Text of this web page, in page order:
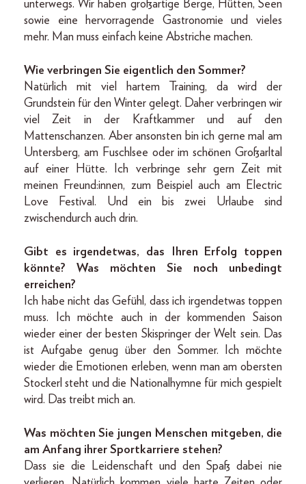
unterwegs. Wir haben großartige Berge, Hütten, Seen
sowie eine hervorragende Gastronomie und vieles
mehr. Man muss einfach keine Abstriche machen.
Wie verbringen Sie eigentlich den Sommer?
Natürlich mit viel hartem Training, da wird der
Grundstein für den Winter gelegt. Daher verbringen wir
viel Zeit in der Kraftkammer und auf den
Mattenschanzen. Aber ansonsten bin ich gerne mal am
Untersberg, am Fuschlsee oder im schönen Großarltal
auf einer Hütte. Ich verbringe sehr gern Zeit mit
meinen Freund:innen, zum Beispiel auch am Electric
Love Festival. Und ein bis zwei Urlaube sind
zwischendurch auch drin.
Gibt es irgendetwas, das Ihren Erfolg toppen
könnte? Was möchten Sie noch unbedingt
erreichen?
Ich habe nicht das Gefühl, dass ich irgendetwas toppen
muss. Ich möchte auch in der kommenden Saison
wieder einer der besten Skispringer der Welt sein. Das
ist Aufgabe genug über den Sommer. Ich möchte
wieder die Emotionen erleben, wenn man am obersten
Stockerl steht und die Nationalhymne für mich gespielt
wird. Das treibt mich an.
Was möchten Sie jungen Menschen mitgeben, die
am Anfang ihrer Sportkarriere stehen?
Dass sie die Leidenschaft und den Spaß dabei nie